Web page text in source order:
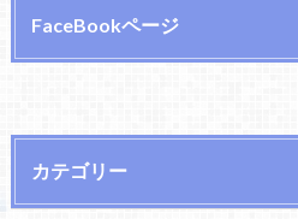
FaceBookページ
カテゴリー